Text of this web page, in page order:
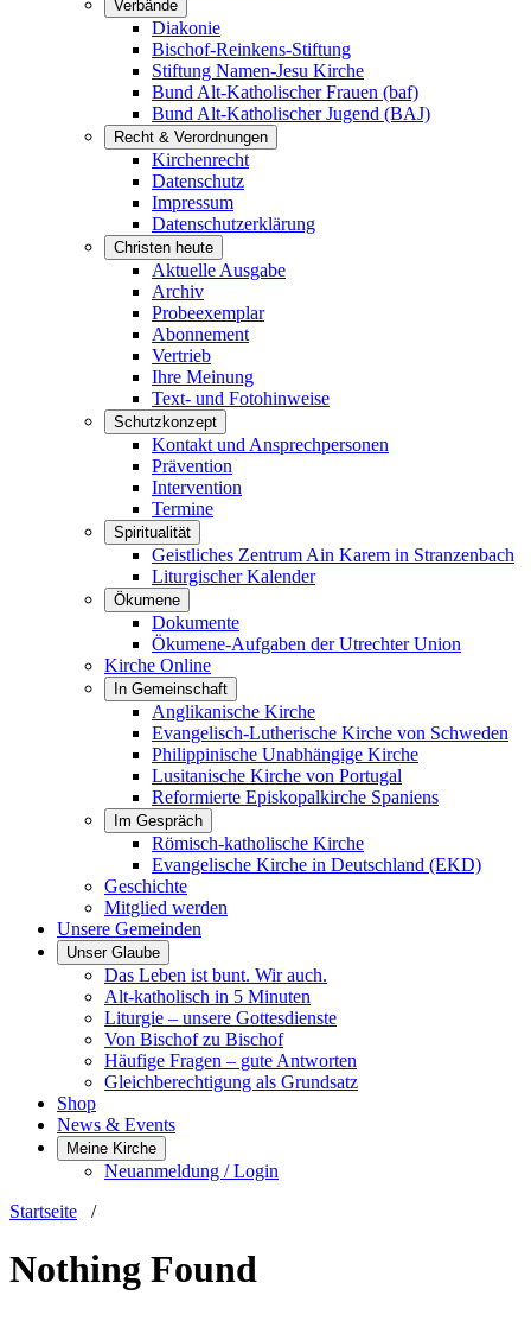
Verbände
Diakonie
Bischof-Reinkens-Stiftung
Stiftung Namen-Jesu Kirche
Bund Alt-Katholischer Frauen (baf)
Bund Alt-Katholischer Jugend (BAJ)
Recht & Verordnungen
Kirchenrecht
Datenschutz
Impressum
Datenschutzerklärung
Christen heute
Aktuelle Ausgabe
Archiv
Probeexemplar
Abonnement
Vertrieb
Ihre Meinung
Text- und Fotohinweise
Schutzkonzept
Kontakt und Ansprechpersonen
Prävention
Intervention
Termine
Spiritualität
Geistliches Zentrum Ain Karem in Stranzenbach
Liturgischer Kalender
Ökumene
Dokumente
Ökumene-Aufgaben der Utrechter Union
Kirche Online
In Gemeinschaft
Anglikanische Kirche
Evangelisch-Lutherische Kirche von Schweden
Philippinische Unabhängige Kirche
Lusitanische Kirche von Portugal
Reformierte Episkopalkirche Spaniens
Im Gespräch
Römisch-katholische Kirche
Evangelische Kirche in Deutschland (EKD)
Geschichte
Mitglied werden
Unsere Gemeinden
Unser Glaube
Das Leben ist bunt. Wir auch.
Alt-katholisch in 5 Minuten
Liturgie – unsere Gottesdienste
Von Bischof zu Bischof
Häufige Fragen – gute Antworten
Gleichberechtigung als Grundsatz
Shop
News & Events
Meine Kirche
Neuanmeldung / Login
Startseite /
Nothing Found